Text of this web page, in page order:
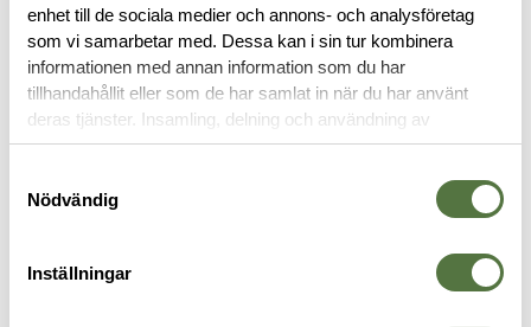
enhet till de sociala medier och annons- och analysföretag
som vi samarbetar med. Dessa kan i sin tur kombinera
informationen med annan information som du har
tillhandahållit eller som de har samlat in när du har använt
deras tjänster. Insamling, delning och användning av
personuppgifter kan användas för personalisering av
Nödvändig
Inställningar
BESKRIVNING
OM VARUMÄRKET